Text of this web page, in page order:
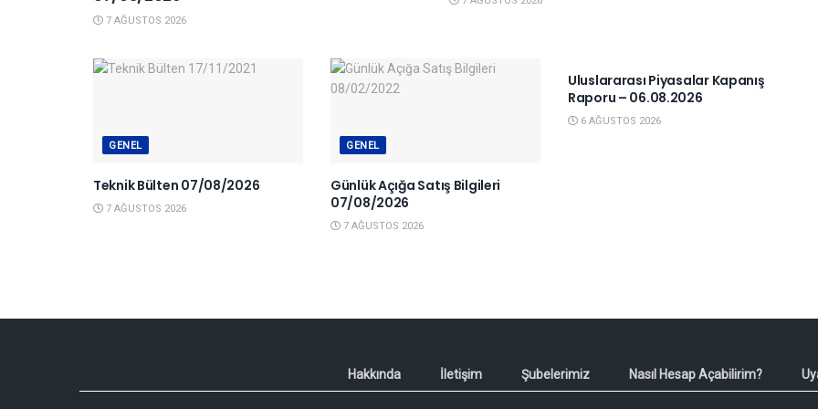
7 AĞUSTOS 2026
GENEL
Teknik Bülten 07/08/2026
7 AĞUSTOS 2026
GENEL
Günlük Açığa Satış Bilgileri
07/08/2026
7 AĞUSTOS 2026
Uluslararası Piyasalar Kapanış
Raporu – 06.08.2026
6 AĞUSTOS 2026
Hakkında İletişim Şubelerimiz Nasıl Hesap Açabilirim?